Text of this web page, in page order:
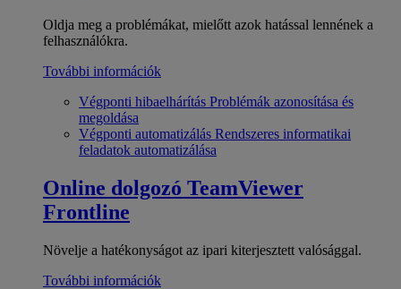
Oldja meg a problémákat, mielőtt azok hatással lennének a
felhasználókra.
További információk
Végponti hibaelhárítás Problémák azonosítása és
megoldása
Végponti automatizálás Rendszeres informatikai
feladatok automatizálása
Online dolgozó TeamViewer
Frontline
Növelje a hatékonyságot az ipari kiterjesztett valósággal.
További információk